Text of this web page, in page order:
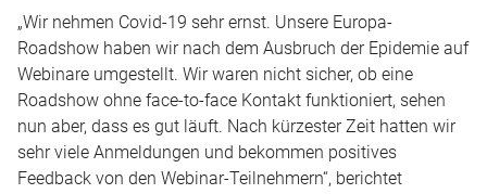
„Wir nehmen Covid-19 sehr ernst. Unsere Europa-
Roadshow haben wir nach dem Ausbruch der Epidemie auf
Webinare umgestellt. Wir waren nicht sicher, ob eine
Roadshow ohne face-to-face Kontakt funktioniert, sehen
nun aber, dass es gut läuft. Nach kürzester Zeit hatten wir
sehr viele Anmeldungen und bekommen positives
Feedback von den Webinar-Teilnehmern“, berichtet